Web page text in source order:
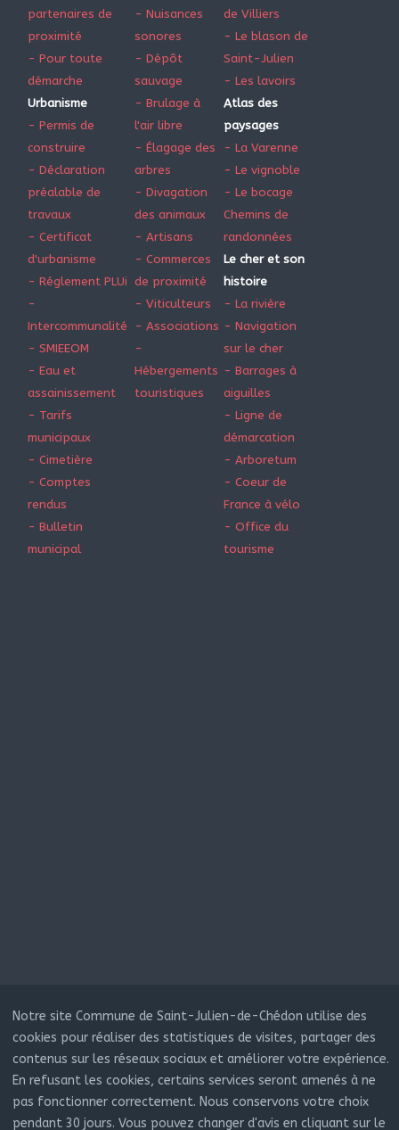
Notre site Commune de Saint-Julien-de-Chédon utilise des
cookies pour réaliser des statistiques de visites, partager des
contenus sur les réseaux sociaux et améliorer votre expérience.
En refusant les cookies, certains services seront amenés à ne
pas fonctionner correctement. Nous conservons votre choix
pendant 30 jours. Vous pouvez changer d'avis en cliquant sur le
partenaires de
proximité
- Pour toute
démarche
Urbanisme
- Permis de
construire
- Déclaration
préalable de
travaux
- Certificat
d'urbanisme
- Réglement PLUi
-
Intercommunalité
- SMIEEOM
- Eau et
assainissement
- Tarifs
municipaux
- Cimetière
- Comptes
rendus
- Bulletin
municipal
- Nuisances
sonores
- Dépôt
sauvage
- Brulage à
l'air libre
- Élagage des
arbres
- Divagation
des animaux
- Artisans
- Commerces
de proximité
- Viticulteurs
- Associations
-
Hébergements
touristiques
de Villiers
- Le blason de
Saint-Julien
- Les lavoirs
Atlas des
paysages
- La Varenne
- Le vignoble
- Le bocage
Chemins de
randonnées
Le cher et son
histoire
- La rivière
- Navigation
sur le cher
- Barrages à
aiguilles
- Ligne de
démarcation
- Arboretum
- Coeur de
France à vélo
- Office du
tourisme
réalisation
FEPP INFORMATIQUE